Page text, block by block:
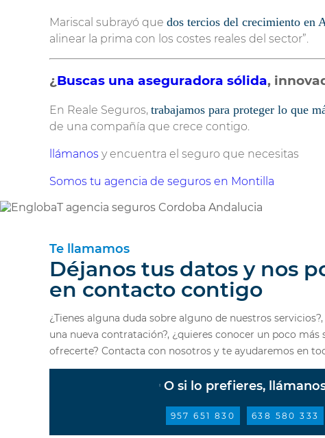
Mariscal subrayó que dos tercios del crecimiento en
alinear la prima con los costes reales del sector”.
¿Buscas una aseguradora sólida,
En Reale Seguros, trabajamos para proteger lo que
de una compañía que crece contigo.
llámanos y encuentra el seguro que necesitas
Somos tu agencia de seguros en Montilla
Te llamamos
Déjanos tus datos y nos
en contacto contigo
¿Tienes alguna duda sobre alguno de nuestros
una nueva contratación?, ¿quieres conocer un poco más
ofrecerte? Contacta con nosotros y te ayudaremos en
O si lo prefieres,
957 651 830 638 580 333